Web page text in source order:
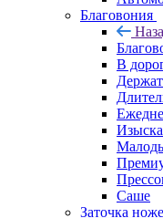
Благовония
В
Саше
Заточка